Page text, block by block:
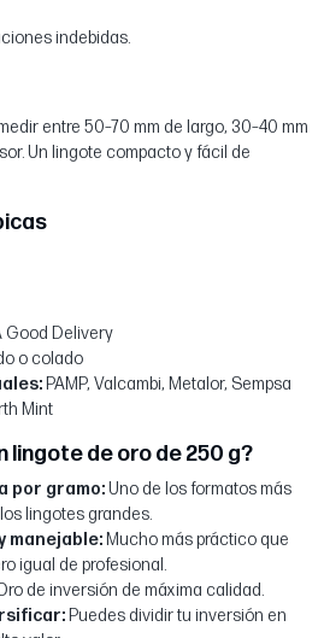
indebidas.
entre 50–70 mm de largo, 30–40 mm
Un lingote compacto y fácil de
Good Delivery
o colado
PAMP, Valcambi, Metalor, Sempsa
Mint
lingote de oro de 250 g?
por gramo:Uno de los formatos más
lingotes grandes.
manejable: Mucho más práctico que
igual de profesional.
de inversión de máxima calidad.
Puedes dividir tu inversión en